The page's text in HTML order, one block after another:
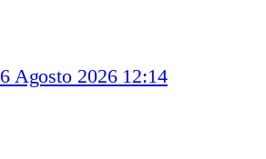
6 Agosto 2026 12:14